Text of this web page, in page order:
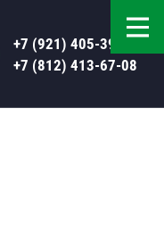
+7 (921) 405-39-50
+7 (812) 413-67-08